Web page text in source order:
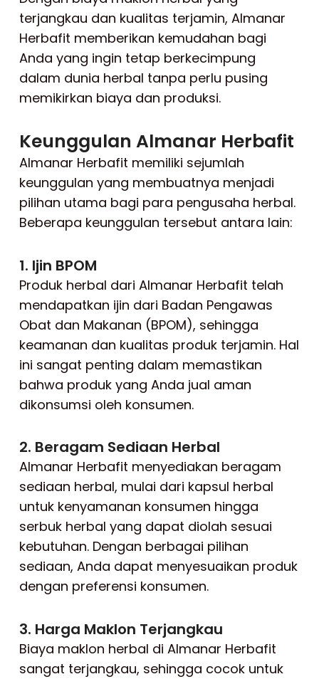
terjangkau dan kualitas terjamin, Almanar
Herbafit memberikan kemudahan bagi
Anda yang ingin tetap berkecimpung
dalam dunia herbal tanpa perlu pusing
memikirkan biaya dan produksi.
Keunggulan Almanar Herbafit
Almanar Herbafit memiliki sejumlah
keunggulan yang membuatnya menjadi
pilihan utama bagi para pengusaha herbal.
Beberapa keunggulan tersebut antara lain:
1. Ijin BPOM
Produk herbal dari Almanar Herbafit telah
mendapatkan ijin dari Badan Pengawas
Obat dan Makanan (BPOM), sehingga
keamanan dan kualitas produk terjamin. Hal
ini sangat penting dalam memastikan
bahwa produk yang Anda jual aman
dikonsumsi oleh konsumen.
2. Beragam Sediaan Herbal
Almanar Herbafit menyediakan beragam
sediaan herbal, mulai dari kapsul herbal
untuk kenyamanan konsumen hingga
serbuk herbal yang dapat diolah sesuai
kebutuhan. Dengan berbagai pilihan
sediaan, Anda dapat menyesuaikan produk
dengan preferensi konsumen.
3. Harga Maklon Terjangkau
Biaya maklon herbal di Almanar Herbafit
sangat terjangkau, sehingga cocok untuk